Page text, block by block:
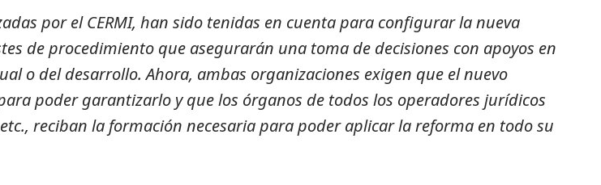
por el CERMI, han sido tenidas en cuenta para configurar la nueva
de procedimiento que asegurarán una toma de decisiones con apoyos en
o del desarrollo. Ahora, ambas organizaciones exigen que el nuevo
poder garantizarlo y que los órganos de todos los operadores jurídicos
reciban la formación necesaria para poder aplicar la reforma en todo su